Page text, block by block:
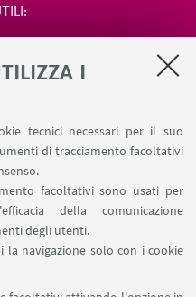
I
tecnici necessari per il suo
di tracciamento facoltativi
facoltativi sono usati per
della comunicazione
degli utenti.
la navigazione solo con i cookie
web
EFSA Focal Point
SU: